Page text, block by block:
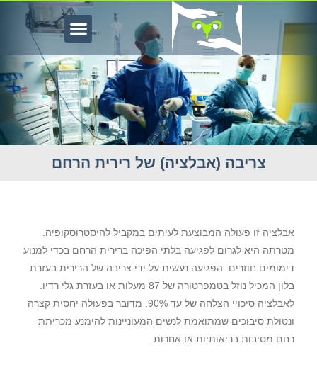
צריבה (אבלציה) של רירית הרחם
אבלציה זו פעולה המבוצעת לעיתים במקביל להיסטרוסקופיה.
מטרתה היא לגרום לפגיעה בלתי הפיכה ברירית הרחם בכדי למנוע
דימומים חוזרים. הפגיעה נעשית על ידי צריבה של הרירית בעזרת
בלון המכיל נוזל בטמפרטורה של 87 מעלות או בעזרת גלי רדיו.
לאבלציה סיכויי הצלחה של עד 90%. מדובר בפעולה יחסית קצרה
ונטולת סיבוכים שמתואמת לנשים המעוניינות להימנע מכריתת
רחם מסיבות בריאותיות או אחרות.